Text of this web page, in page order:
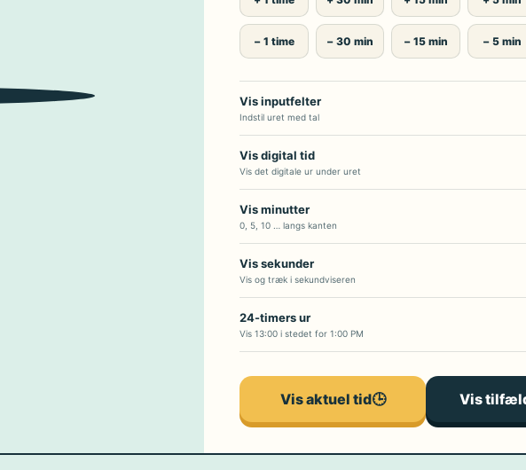
2 3
4
− 1 time − 30 min − 15 min − 5 min
Vis inputfelter
Indstil uret med tal
Vis digital tid
Vis det digitale ur under uret
Vis minutter
0, 5, 10 … langs kanten
Vis sekunder
Vis og træk i sekundviseren
24-timers ur
Vis 13:00 i stedet for 1:00 PM
Vis aktuel tid🕒 Vis